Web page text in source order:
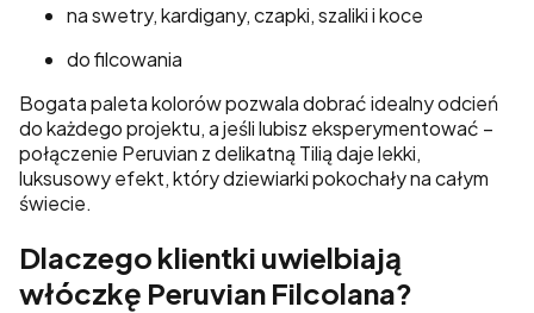
na swetry, kardigany, czapki, szaliki i koce
do filcowania
Bogata paleta kolorów pozwala dobrać idealny odcień
do każdego projektu, a jeśli lubisz eksperymentować –
połączenie Peruvian z delikatną Tilią daje lekki,
luksusowy efekt, który dziewiarki pokochały na całym
świecie.
Dlaczego klientki uwielbiają
włóczkę Peruvian Filcolana?